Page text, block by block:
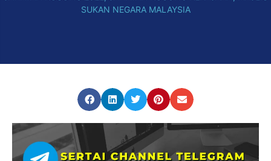
SUKAN NEGARA MALAYSIA